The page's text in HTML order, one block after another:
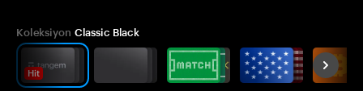
Koleksiyon Classic Black
Hit